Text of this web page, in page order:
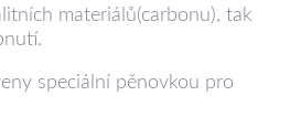
materiálů(carbonu), tak
speciální pěnovkou pro